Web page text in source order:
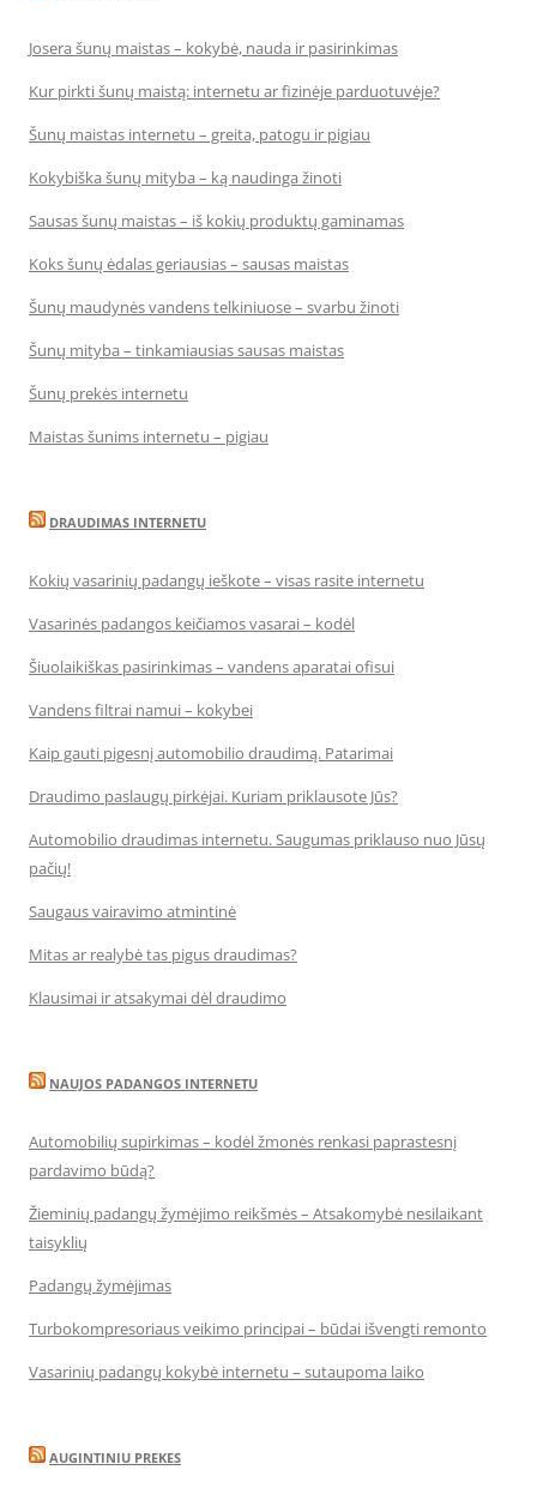
Josera šunų maistas – kokybė, nauda ir pasirinkimas
Kur pirkti šunų maistą: internetu ar fizinėje parduotuvėje?
Šunų maistas internetu – greita, patogu ir pigiau
Kokybiška šunų mityba – ką naudinga žinoti
Sausas šunų maistas – iš kokių produktų gaminamas
Koks šunų ėdalas geriausias – sausas maistas
Šunų maudynės vandens telkiniuose – svarbu žinoti
Šunų mityba – tinkamiausias sausas maistas
Šunų prekės internetu
Maistas šunims internetu – pigiau
DRAUDIMAS INTERNETU
Kokių vasarinių padangų ieškote – visas rasite internetu
Vasarinės padangos keičiamos vasarai – kodėl
Šiuolaikiškas pasirinkimas – vandens aparatai ofisui
Vandens filtrai namui – kokybei
Kaip gauti pigesnį automobilio draudimą. Patarimai
Draudimo paslaugų pirkėjai. Kuriam priklausote Jūs?
Automobilio draudimas internetu. Saugumas priklauso nuo Jūsų
pačių!
Saugaus vairavimo atmintinė
Mitas ar realybė tas pigus draudimas?
Klausimai ir atsakymai dėl draudimo
NAUJOS PADANGOS INTERNETU
Automobilių supirkimas – kodėl žmonės renkasi paprastesnį
pardavimo būdą?
Žieminių padangų žymėjimo reikšmės – Atsakomybė nesilaikant
taisyklių
Padangų žymėjimas
Turbokompresoriaus veikimo principai – būdai išvengti remonto
Vasarinių padangų kokybė internetu – sutaupoma laiko
AUGINTINIU PREKES